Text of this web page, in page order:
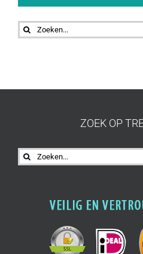
Zoeken
naar:
ZOEK OP
Zoeken
naar: